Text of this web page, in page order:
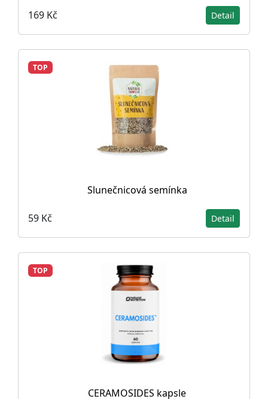
169 Kč Detail
TOP
Slunečnicová semínka
59 Kč Detail
TOP
CERAMOSIDES kapsle